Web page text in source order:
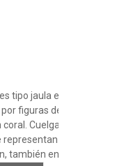
tipo jaula en
figuras de
Cuelgan
representan
también en